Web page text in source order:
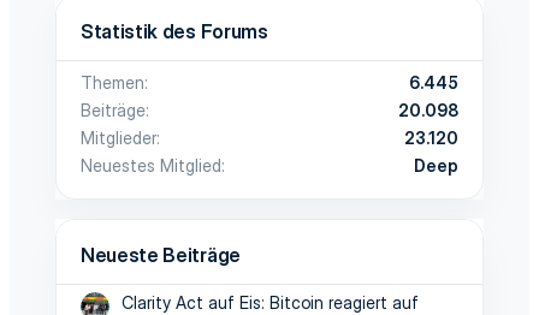
Statistik des Forums
Themen
6.445
Beiträge
20.098
Mitglieder
23.120
Neuestes Mitglied
Deep
Neueste Beiträge
Clarity Act auf Eis: Bitcoin reagiert auf